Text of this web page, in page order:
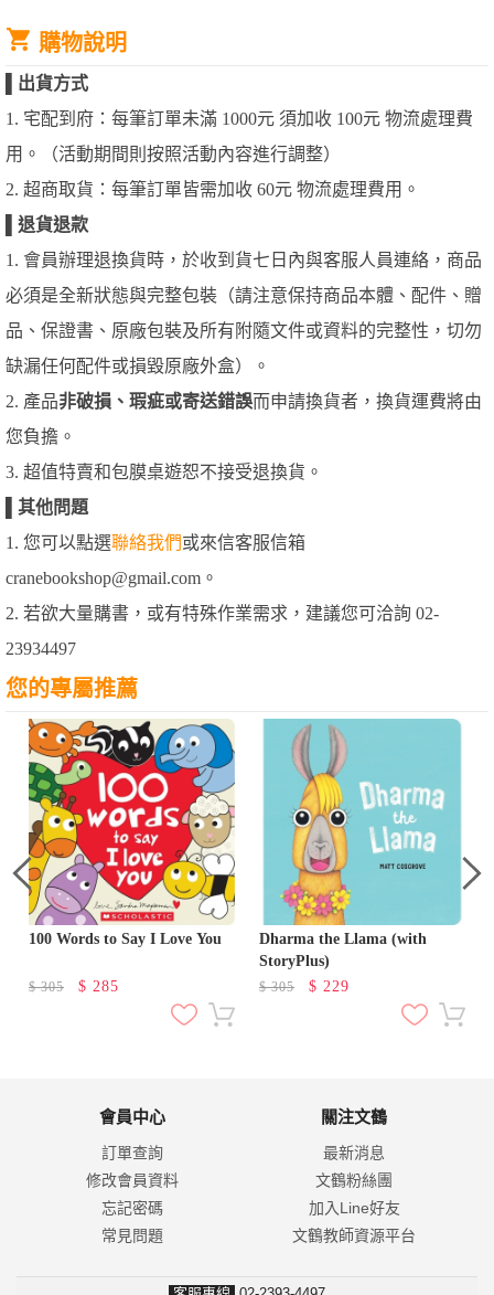
購物說明
出貨方式
1. 宅配到府：每筆訂單未滿 1000元 須加收 100元 物流處理費
用。（活動期間則按照活動內容進行調整）
2. 超商取貨：每筆訂單皆需加收 60元 物流處理費用。
退貨退款
1. 會員辦理退換貨時，於收到貨七日內與客服人員連絡，商品
必須是全新狀態與完整包裝（請注意保持商品本體、配件、贈
品、保證書、原廠包裝及所有附隨文件或資料的完整性，切勿
缺漏任何配件或損毀原廠外盒）。
2. 產品非破損、瑕疵或寄送錯誤而申請換貨者，換貨運費將由
您負擔。
3. 超值特賣和包膜桌遊恕不接受退換貨。
其他問題
1. 您可以點選聯絡我們或來信客服信箱
cranebookshop@gmail.com。
2. 若欲大量購書，或有特殊作業需求，建議您可洽詢 02-
23934497
您的專屬推薦
100 Words to Say I Love You
$305 $ 285
Dharma the Llama (with
StoryPlus)
$305 $ 229
會員中心
訂單查詢
修改會員資料
忘記密碼
常見問題
關注文鶴
最新消息
文鶴粉絲團
加入Line好友
文鶴教師資源平台